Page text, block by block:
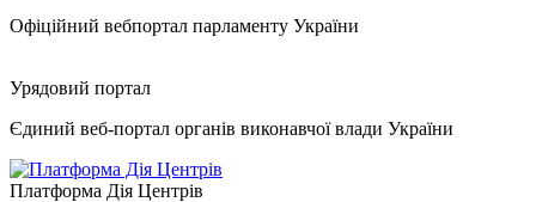
Офіційний вебпортал парламенту України
Урядовий портал
Єдиний веб-портал органів виконавчої влади України
Платформа Дія Центрів